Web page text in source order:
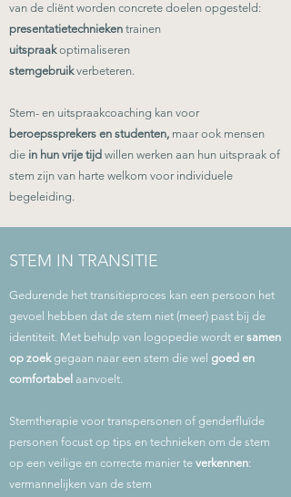
van de cliënt worden concrete doelen opgesteld:
presentatietechnieken trainen
uitspraakoptimaliseren
stemgebruikverbeteren.
Stem- en uitspraakcoaching kan voor
beroepssprekers en studenten, maar ook mensen
die in hun vrije tijd willen werken aan hun uitspraak of
stem zijn van harte welkom voor individuele
begeleiding.
STEM IN TRANSITIE
Gedurende het transitieproces kan een persoon het
gevoel hebben dat de stem niet (meer) past bij de
identiteit. Met behulp van logopedie wordt er samen
op zoek gegaan naar een stem die wel goed en
comfortabel aanvoelt.
Stemtherapie voor transpersonen of genderfluïde
personen focust op tips en technieken om de stem
op een veilige en correcte manier te verkennen:
vermannelijken van de stem